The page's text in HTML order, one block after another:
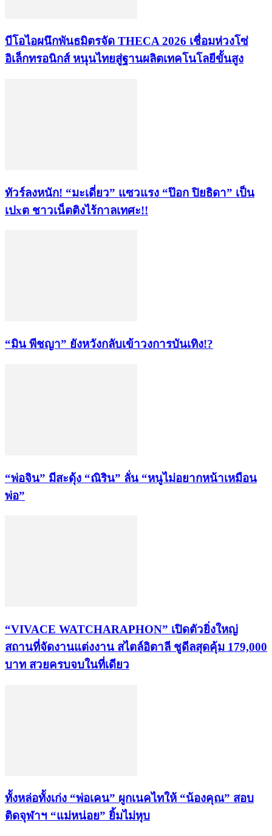
บีโอไอผนึกพันธมิตรจัด THECA 2026 เชื่อมห่วงโซ่
อิเล็กทรอนิกส์ หนุนไทยสู่ฐานผลิตเทคโนโลยีขั้นสูง
ทัวร์ลงหนัก! “มะเดี่ยว” แซวแรง “ป๊อก ปิยธิดา” เป็น
เปxต ชาวเน็ตติงไร้กาลเทศะ!!
“มิน พีชญา” ยังหวังกลับเข้าวงการบันเทิง!?
“พ่อจิน” มีสะดุ้ง “ณิริน” ลั่น “หนูไม่อยากหน้าเหมือน
พ่อ”
“VIVACE WATCHARAPHON” เปิดตัวยิ่งใหญ่
สถานที่จัดงานแต่งงาน สไตล์อิตาลี ชูดีลสุดคุ้ม 179,000
บาท สวยครบจบในที่เดียว
ทั้งหล่อทั้งเก่ง “พ่อเคน” ผูกเนคไทให้ “น้องคุณ” สอบ
ติดจุฬาฯ “แม่หน่อย” ยิ้มไม่หุบ